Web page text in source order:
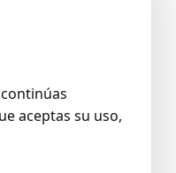
aceptas su uso,